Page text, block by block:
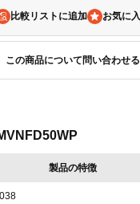
比較リストに追加
この商品について問い合わせる
製品の特徴